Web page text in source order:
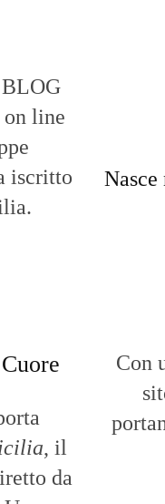
on line
iscritto
, il
da
Con